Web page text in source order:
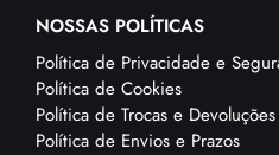
NOSSAS POLÍTICAS
Política de Privacidade e
Política de Cookies
Política de Trocas e Devoluções
Política de Envios e Prazos